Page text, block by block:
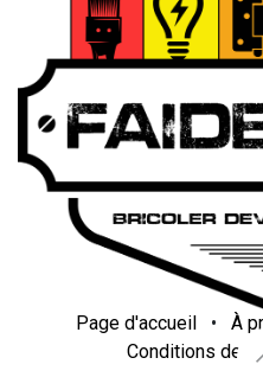
Page d'accueil • À
Conditions de